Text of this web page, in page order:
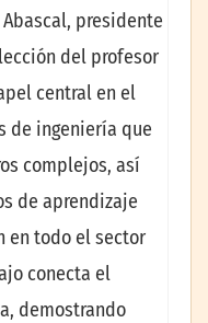
Abascal, presidente
del profesor
central en el
de ingeniería que
complejos, así
de aprendizaje
en todo el sector
conecta el
demostrando